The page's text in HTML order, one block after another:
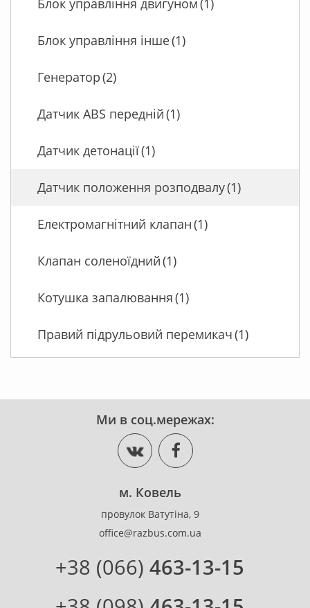
Блок управління двигуном(1)
Блок управління інше(1)
Генератор(2)
Датчик ABS передній(1)
Датчик детонації(1)
Датчик положення розподвалу(1)
Електромагнітний клапан(1)
Клапан соленоїдний(1)
Котушка запалювання(1)
Правий підрульовий перемикач(1)
Ми в соц.мережах:
м. Ковель
провулок Ватутіна, 9
office@razbus.com.ua
+38 (066) 463-13-15